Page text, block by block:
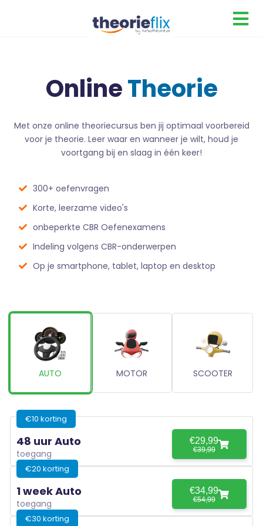
OnlineTheorie
Met onze online theoriecursus ben jij optimaal voorbereid
voor je theorie. Leer waar en wanneer je wilt, houd je
voortgang bij en slaag in één keer!
300+ oefenvragen
Korte, leerzame video's
onbeperkte CBR Oefenexamens
Indeling volgens CBR-onderwerpen
Op je smartphone, tablet, laptop en desktop
AUTO MOTOR SCOOTER
€10 korting
48 uur Auto
toegang
€29,99
€39,99
€20 korting
1 week Auto
toegang
€34,99
€54,99
€30 korting